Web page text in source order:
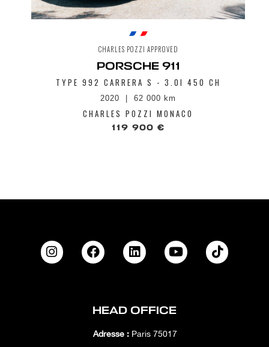
CHARLES POZZI APPROVED
PORSCHE 911
TYPE 992 CARRERA S - 3.0I 450 CH
2020 62 000 km
CHARLES POZZI MONACO
119 900 €
HEAD OFFICE
Adresse :Paris 75017